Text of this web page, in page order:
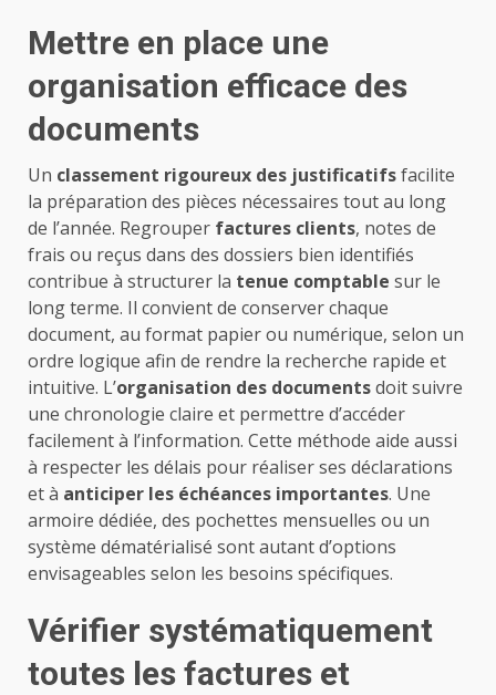
Mettre en place une
organisation efficace des
documents
Un classement rigoureux des justificatifsfacilite
la préparation des pièces nécessaires tout au long
de l’année. Regrouper factures clients, notes de
frais ou reçus dans des dossiers bien identifiés
contribue à structurer la tenue comptable sur le
long terme. Il convient de conserver chaque
document, au format papier ou numérique, selon un
ordre logique afin de rendre la recherche rapide et
intuitive. L’organisation des documentsdoit suivre
une chronologie claire et permettre d’accéder
facilement à l’information. Cette méthode aide aussi
à respecter les délais pour réaliser ses déclarations
et à anticiper les échéances importantes. Une
armoire dédiée, des pochettes mensuelles ou un
système dématérialisé sont autant d’options
envisageables selon les besoins spécifiques.
Vérifier systématiquement
toutes les factures et